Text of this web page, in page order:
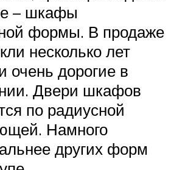
– шкафы
формы. В продаже
несколько лет
очень дорогие в
Двери шкафов
по радиусной
Намного
других форм